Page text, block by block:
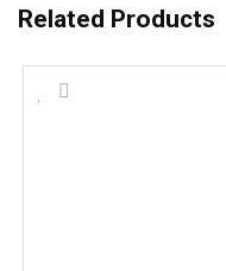
Related Products